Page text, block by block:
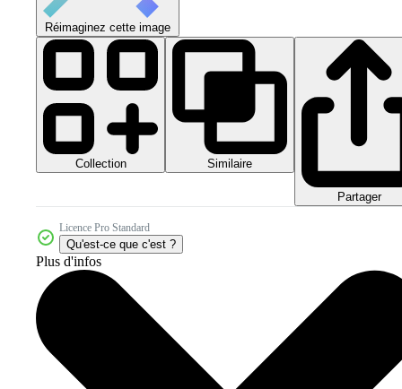
Réimaginez cette image
Collection Similaire
Partager
Licence Pro Standard
Qu'est-ce que c'est ?
Plus d'infos